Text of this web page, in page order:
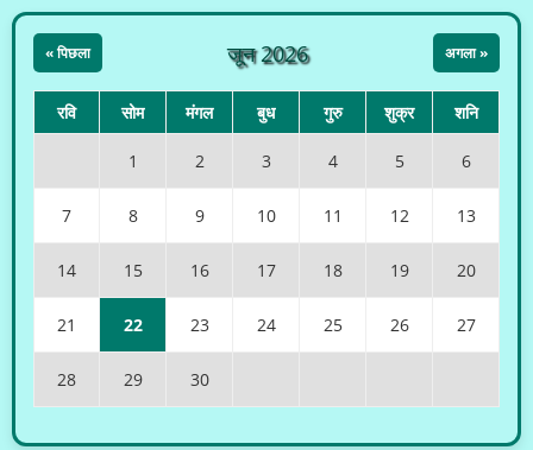
« पिछला जून 2026 अगला »
रवि सोम मंगल बुध गुरु शुक्र शनि
1 2 3 4 5 6
7 8 9 10 11 12 13
14 15 16 17 18 19 20
21 22 23 24 25 26 27
28 29 30